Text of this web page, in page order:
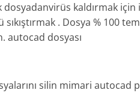
dosyadanvirüs kaldırmak
. Dosya % 100
autocad dosyası
silin mimari autocad